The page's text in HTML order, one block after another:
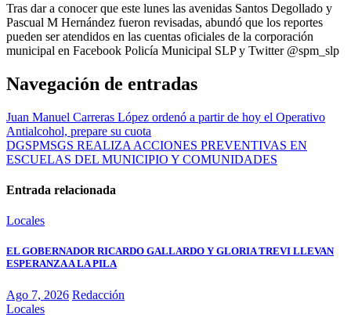
Tras dar a conocer que este lunes las avenidas Santos Degollado y
Pascual M Hernández fueron revisadas, abundó que los reportes
pueden ser atendidos en las cuentas oficiales de la corporación
municipal en Facebook Policía Municipal SLP y Twitter @spm_slp
Navegación de entradas
Juan Manuel Carreras López ordenó a partir de hoy el Operativo
Antialcohol, prepare su cuota
DGSPMSGS REALIZA ACCIONES PREVENTIVAS EN
ESCUELAS DEL MUNICIPIO Y COMUNIDADES
Entrada relacionada
Locales
EL GOBERNADOR RICARDO GALLARDO Y GLORIA TREVI LLEVAN
ESPERANZA A LA PILA
Ago 7, 2026 Redacción
Locales